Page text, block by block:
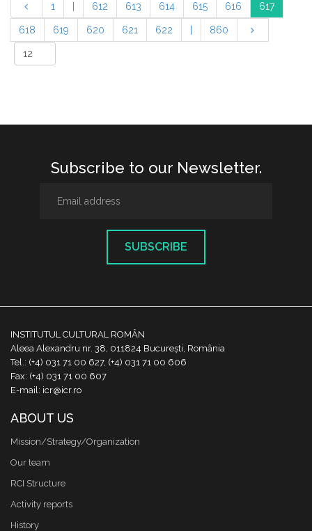
1 612 613 614 615 616 617
618 619 620 621 622 860
Subscribe to our Newsletter.
SUBSCRIBE
INSTITUTUL CULTURAL ROMÂN
Aleea Alexandru nr. 38, 011824 București, România
Tel.: (+4) 031 71 00 627, (+4) 031 71 00 606
Fax: (+4) 031 71 00 607
E-mail: icr@icr.ro
ABOUT US
Mission/Strategy/Organization
Our team
RCI Structure
Activity reports
History